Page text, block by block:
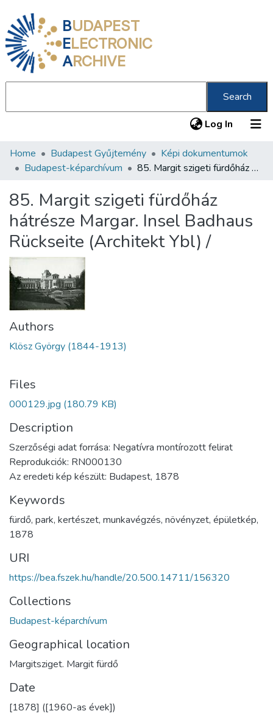
BUDAPEST
ELECTRONIC
ARCHIVE
Search
Log In (current)
Communities & Collections
Statistics
About us
Home Budapest Gyűjtemény
Képi dokumentumok
Budapest-képarchívum
85. Margit szigeti fürdőház hátrésze Margar. Insel Badhaus Rückseite (Architekt Ybl) /
85. Margit szigeti fürdőház
hátrésze Margar. Insel Badhaus
Rückseite (Architekt Ybl) /
Authors
Klösz György (1844-1913)
Files
000129.jpg (180.79 KB)
Description
Szerzőségi adat forrása: Negatívra montírozott felirat
Reprodukciók: RN000130
Az eredeti kép készült: Budapest, 1878
Keywords
fürdő, park, kertészet, munkavégzés, növényzet, épületkép,
1878
URI
https://bea.fszek.hu/handle/20.500.14711/156320
Collections
Budapest-képarchívum
Geographical location
Margitsziget. Margit fürdő
Date
[1878] ([1960-as évek])